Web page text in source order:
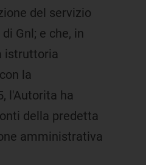
del servizio
Gnl; e che, in
istruttoria
la
l'Autorita ha
della predetta
amministrativa